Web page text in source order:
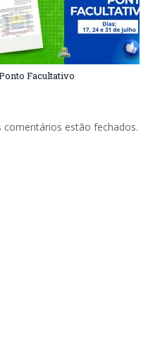
Facultativo
comentários estão fechados.